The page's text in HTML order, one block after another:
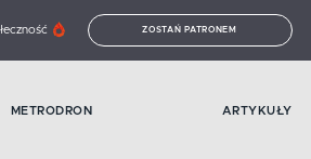
ZOSTAŃ PATRONEM
METRODRON ARTYKUŁY